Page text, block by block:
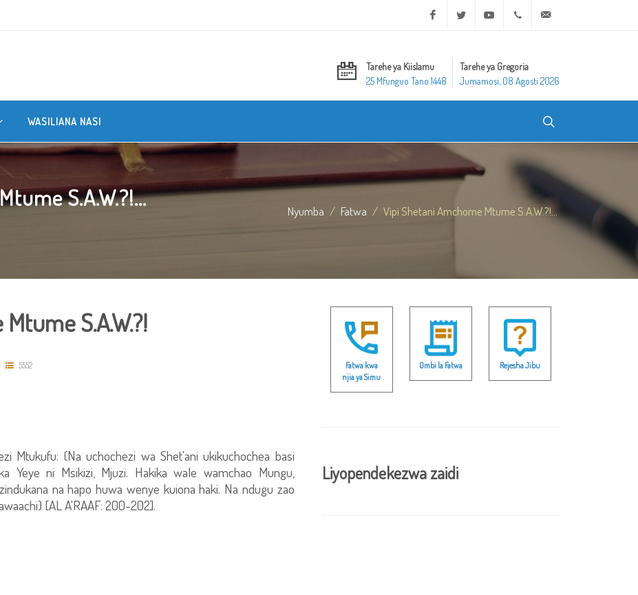
Facebook Twitter Youtube +20 2 25970400
Tarehe ya Kiislamu
25 Mfunguo Tano 1448
Tarehe ya Gregoria
Jumamosi, 08 Agosti 2026
WASILIANA NASI
S.A.W.?!... Nyumba Fatwa Vipi Shetani Amchome Mtume S.A.W.?!...
S.A.W.?!
5552
Mtukufu: {Na uchochezi wa Shet'ani ukikuchochea basi
Yeye ni Msikizi, Mjuzi. Hakika wale wamchao Mungu,
na hapo huwa wenye kuiona haki. Na ndugu zao
[AL A'RAAF: 200-202].
Fatwa kwa
njia ya Simu
Ombi la Fatwa Rejesha Jibu
Liyopendekezwa zaidi